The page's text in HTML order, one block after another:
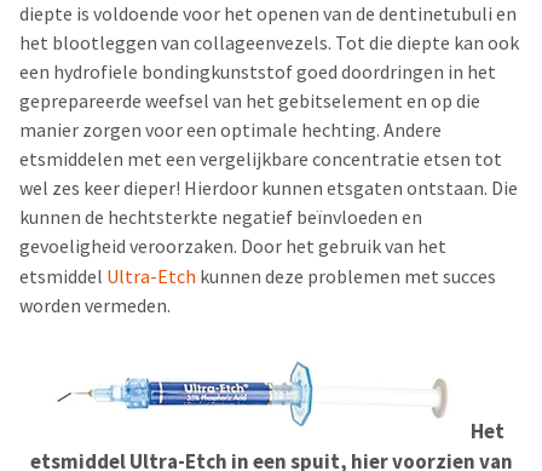
diepte is voldoende voor het openen van de dentinetubuli en
het blootleggen van collageenvezels. Tot die diepte kan ook
een hydrofiele bondingkunststof goed doordringen in het
geprepareerde weefsel van het gebitselement en op die
manier zorgen voor een optimale hechting. Andere
etsmiddelen met een vergelijkbare concentratie etsen tot
wel zes keer dieper! Hierdoor kunnen etsgaten ontstaan. Die
kunnen de hechtsterkte negatief beïnvloeden en
gevoeligheid veroorzaken. Door het gebruik van het
etsmiddel Ultra-Etch kunnen deze problemen met succes
worden vermeden.
Het
etsmiddel Ultra-Etch in een spuit, hier voorzien van